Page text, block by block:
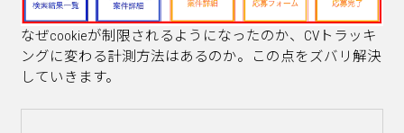
なぜcookieが制限されるようになったのか、CVトラッキ
ングに変わる計測方法はあるのか。この点をズバリ解決
していきます。